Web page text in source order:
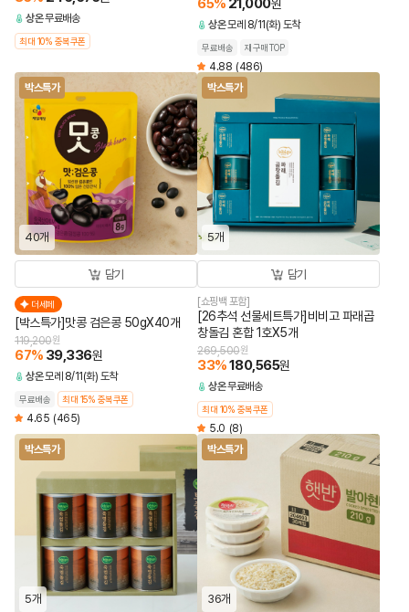
상온무료배송
최대 10% 중복쿠폰
65% 21,000원
상온모레 8/11(화) 도착
무료배송 재구매TOP
4.88 (486)
박스특가
40개
담기
더세페
[박스특가]맛콩 검은콩 50gX40개
119,200원
67% 39,336원
상온모레 8/11(화) 도착
무료배송 최대 15% 중복쿠폰
4.65 (465)
박스특가
5개
담기
[쇼핑백 포함]
[26추석 선물세트특가]비비고 파래곱
창돌김 혼합 1호X5개
269,500원
33%180,565원
상온무료배송
최대 10% 중복쿠폰
5.0 (8)
박스특가
5개
박스특가
36개